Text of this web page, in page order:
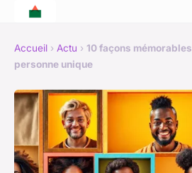
Accueil › Actu › 10 façons
personne unique